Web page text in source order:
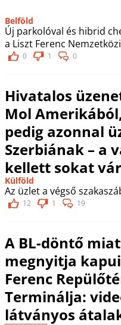
Belföld
Új parkolóval és hibrid
a Liszt Ferenc
0 1 0
Hivatalos
Mol
pedig azonnal
Szerbiának – a
kellett sokat
Külföld
Az üzlet a végső
12 1 19
A BL-döntő
megnyitja
Ferenc
Terminálja:
látványos